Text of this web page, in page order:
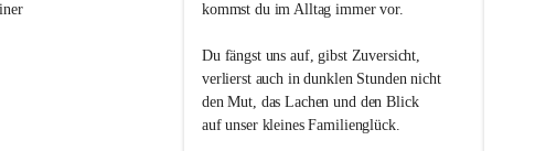
kommst du im Alltag immer vor.
Du fängst uns auf, gibst Zuversicht,
verlierst auch in dunklen Stunden nicht
den Mut, das Lachen und den Blick
auf unser kleines Familienglück.